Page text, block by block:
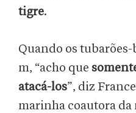
tigre.
Quando os
m, “acho que
atacá-los”, diz
marinha coautora da